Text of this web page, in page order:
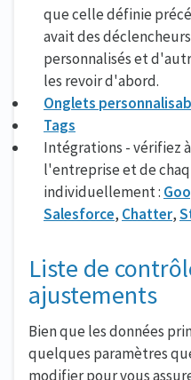
que celle définie
avait des
personnalisés et
les revoir d'abord.
Onglets
Tags
Intégrations - vérifiez
l'entreprise et de
individuellement :
Salesforce, Chatter,
Liste de
ajustements
Bien que les données
quelques paramètres
modifier pour vous